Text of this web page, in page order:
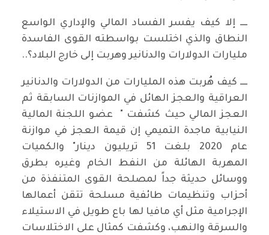
ــــ إلا كيف يفسر الفساد المالي والإداري الواسع
النطاق والذي اختلست بواسطته القوى الفاسدة
مليارات الدولارات والدنانير وهربت إلى خارج البلاد؟..
ــــ كيف هُربت هذه المليارات من الدولارات والدنانير
العراقية والعجز الهائل في الموازنات السابقة ثم
العجز المالي حيث كشفت " عضو اللجنة المالية
النيابية ماجدة التميمي إن قيمة العجز في موازنة
عام 2020 بلغت 51 تريليون دينار" والكميات
المهربة الهائلة من النفط الخام وغيره بطرق
ووسائل حديثة جداً لمصلحة القوى المتنفذة من
أحزاب وتنظيمات طائفية مسلحة تتقن أعمالها
الإجرامية مثل أي مافيا لها باع طويل في الاستيلاء
والسرقة والنهب، وكشفت كمثال على الاختلاسات